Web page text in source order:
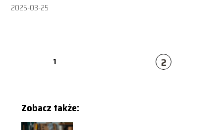
2025-03-25
1 2
Zobacz także: